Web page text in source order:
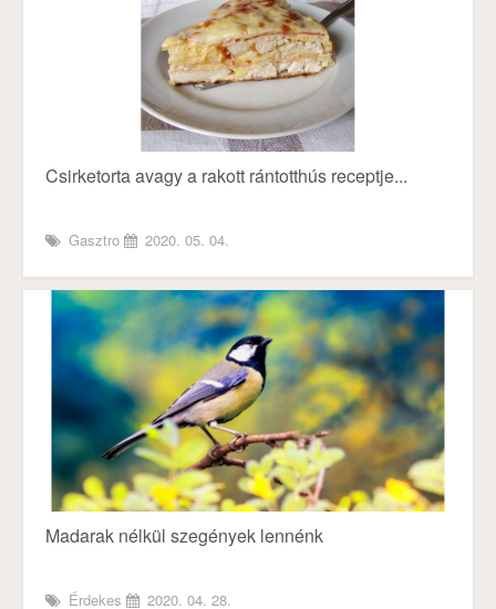
Csirketorta avagy a rakott rántotthús receptje...
Gasztro 2020. 05. 04.
Madarak nélkül szegények lennénk
Érdekes 2020. 04. 28.